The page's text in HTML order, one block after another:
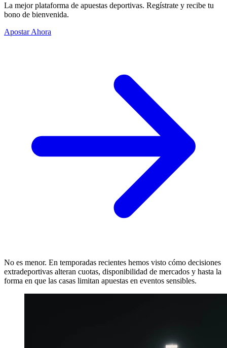
La mejor plataforma de apuestas deportivas. Regístrate y recibe tu
bono de bienvenida.
Apostar Ahora
No es menor. En temporadas recientes hemos visto cómo decisiones
extradeportivas alteran cuotas, disponibilidad de mercados y hasta la
forma en que las casas limitan apuestas en eventos sensibles.